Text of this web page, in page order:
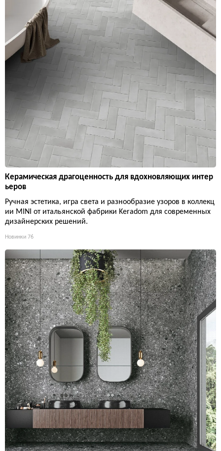
Керамическая драгоценность для вдохновляющих интер
ьеров
Ручная эстетика, игра света и разнообразие узоров в коллекц
ии MINI от итальянской фабрики Keradom для современных
дизайнерских решений.
Новинки 76